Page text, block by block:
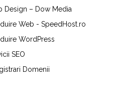
Design – Dow Media
Web - SpeedHost.ro
WordPress
SEO
Domenii